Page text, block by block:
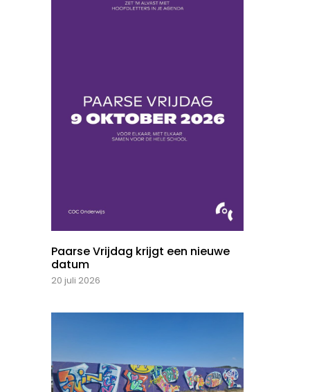
Paarse Vrijdag krijgt een nieuwe
datum
20 juli 2026